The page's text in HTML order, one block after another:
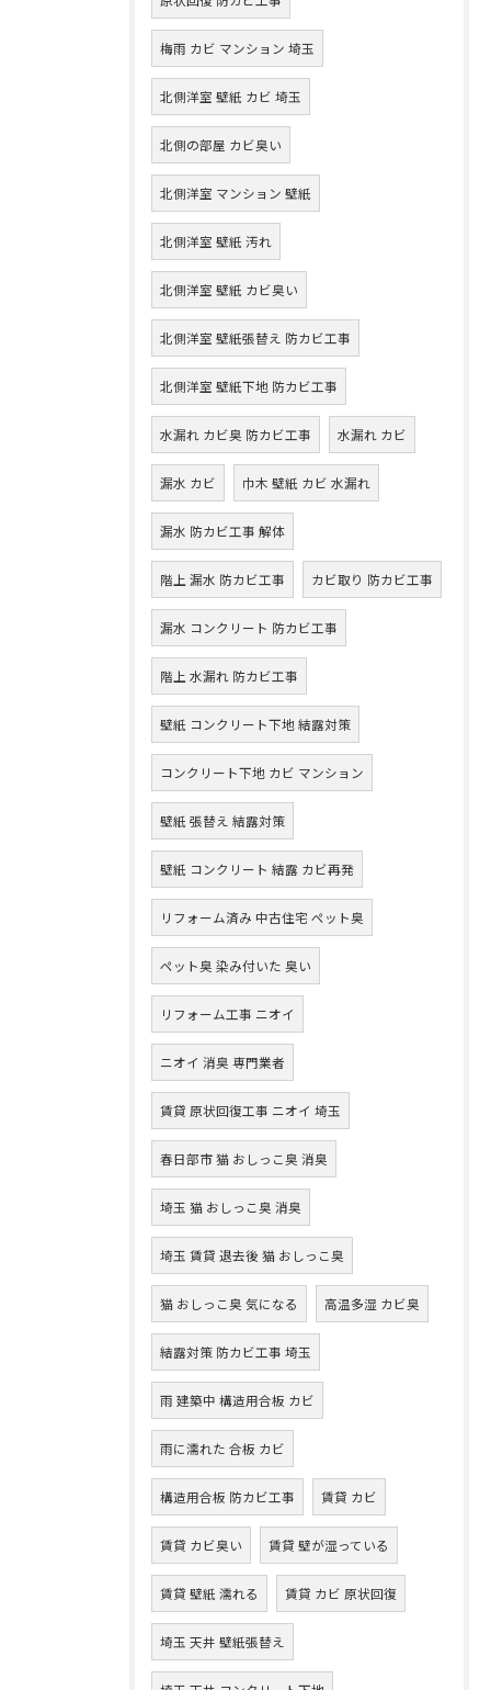
梅雨 カビ マンション 埼玉
北側洋室 壁紙 カビ 埼玉
北側の部屋 カビ臭い
北側洋室 マンション 壁紙
北側洋室 壁紙 汚れ
北側洋室 壁紙 カビ臭い
北側洋室 壁紙張替え 防カビ工事
北側洋室 壁紙下地 防カビ工事
水漏れ カビ臭 防カビ工事 水漏れ カビ
漏水 カビ 巾木 壁紙 カビ 水漏れ
漏水 防カビ工事 解体
階上 漏水 防カビ工事 カビ取り 防カビ工事
漏水 コンクリート 防カビ工事
階上 水漏れ 防カビ工事
壁紙 コンクリート下地 結露対策
コンクリート下地 カビ マンション
壁紙 張替え 結露対策
壁紙 コンクリート 結露 カビ再発
リフォーム済み 中古住宅 ペット臭
ペット臭 染み付いた 臭い
リフォーム工事 ニオイ
ニオイ 消臭 専門業者
賃貸 原状回復工事 ニオイ 埼玉
春日部市 猫 おしっこ臭 消臭
埼玉 猫 おしっこ臭 消臭
埼玉 賃貸 退去後 猫 おしっこ臭
猫 おしっこ臭 気になる 高温多湿 カビ臭
結露対策 防カビ工事 埼玉
雨 建築中 構造用合板 カビ
雨に濡れた 合板 カビ
構造用合板 防カビ工事 賃貸 カビ
賃貸 カビ臭い 賃貸 壁が湿っている
賃貸 壁紙 濡れる 賃貸 カビ 原状回復
埼玉 天井 壁紙張替え